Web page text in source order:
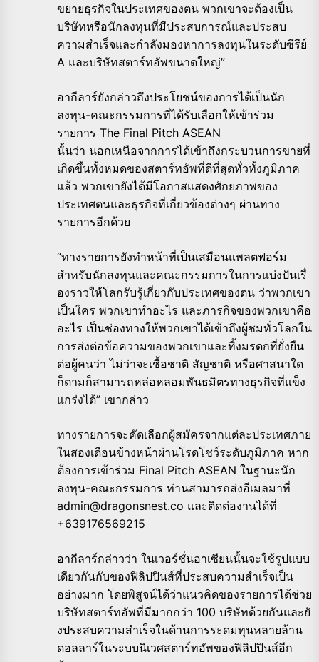
ขยายธุรกิจในประเทศของตน พวกเขาจะต้องเป็น
บริษัทหรือนักลงทุนที่มีประสบการณ์และประสบ
ความสำเร็จและกำลังมองหาการลงทุนในระดับซีรีย์
A และบริษัทสตาร์ทอัพขนาดใหญ่”
อากีลาร์ยังกล่าวถึงประโยชน์ของการได้เป็นนัก
ลงทุน-คณะกรรมการที่ได้รับเลือกให้เข้าร่วม
รายการ The Final Pitch ASEAN
นั้นว่า นอกเหนือจากการได้เข้าถึงกระบวนการขายที่
เกิดขึ้นทั้งหมดของสตาร์ทอัพที่ดีที่สุดทั่วทั้งภูมิภาค
แล้ว พวกเขายังได้มีโอกาสแสดงศักยภาพของ
ประเทศตนและธุรกิจที่เกี่ยวข้องต่างๆ ผ่านทาง
รายการอีกด้วย
“ทางรายการยังทำหน้าที่เป็นเสมือนแพลตฟอร์ม
สำหรับนักลงทุนและคณะกรรมการในการแบ่งปันเรื่
องราวให้โลกรับรู้เกี่ยวกับประเทศของตน ว่าพวกเขา
เป็นใคร พวกเขาทำอะไร และภารกิจของพวกเขาคือ
อะไร เป็นช่องทางให้พวกเขาได้เข้าถึงผู้ชมทั่วโลกใน
การส่งต่อข้อความของพวกเขาและทิ้งมรดกที่ยั่งยืน
ต่อผู้คนว่า ไม่ว่าจะเชื้อชาติ สัญชาติ หรือศาสนาใด
ก็ตามก็สามารถหล่อหลอมพันธมิตรทางธุรกิจที่แข็ง
แกร่งได้” เขากล่าว
ทางรายการจะคัดเลือกผู้สมัครจากแต่ละประเทศภาย
ในสองเดือนข้างหน้าผ่านโรดโชว์ระดับภูมิภาค หาก
ต้องการเข้าร่วม Final Pitch ASEAN ในฐานะนัก
ลงทุน-คณะกรรมการ ท่านสามารถส่งอีเมลมาที่
admin@dragonsnest.co และติดต่องานได้ที่
+639176569215
อากีลาร์กล่าวว่า ในเวอร์ชั่นอาเซียนนั้นจะใช้รูปแบบ
เดียวกันกับของฟิลิปปินส์ที่ประสบความสำเร็จเป็น
อย่างมาก โดยพิสูจน์ได้ว่าแนวคิดของรายการได้ช่วย
บริษัทสตาร์ทอัพที่มีมากกว่า 100 บริษัทด้วยกันและยั
งประสบความสำเร็จในด้านการระดมทุนหลายล้าน
ดอลลาร์ในระบบนิเวศสตาร์ทอัพของฟิลิปปินส์อีก